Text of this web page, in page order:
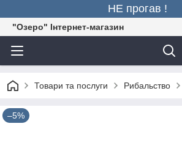
НЕ прогав !
"Озеро" Інтернет-магазин
Товари та послуги Рибальство
–5%